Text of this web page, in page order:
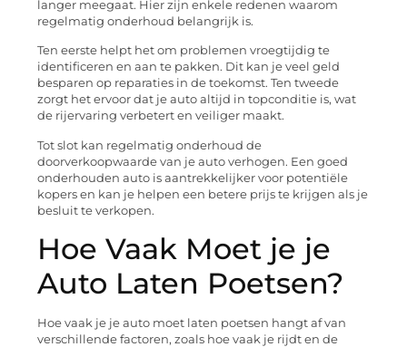
langer meegaat. Hier zijn enkele redenen waarom
regelmatig onderhoud belangrijk is.
Ten eerste helpt het om problemen vroegtijdig te
identificeren en aan te pakken. Dit kan je veel geld
besparen op reparaties in de toekomst. Ten tweede
zorgt het ervoor dat je auto altijd in topconditie is, wat
de rijervaring verbetert en veiliger maakt.
Tot slot kan regelmatig onderhoud de
doorverkoopwaarde van je auto verhogen. Een goed
onderhouden auto is aantrekkelijker voor potentiële
kopers en kan je helpen een betere prijs te krijgen als je
besluit te verkopen.
Hoe Vaak Moet je je
Auto Laten Poetsen?
Hoe vaak je je auto moet laten poetsen hangt af van
verschillende factoren, zoals hoe vaak je rijdt en de